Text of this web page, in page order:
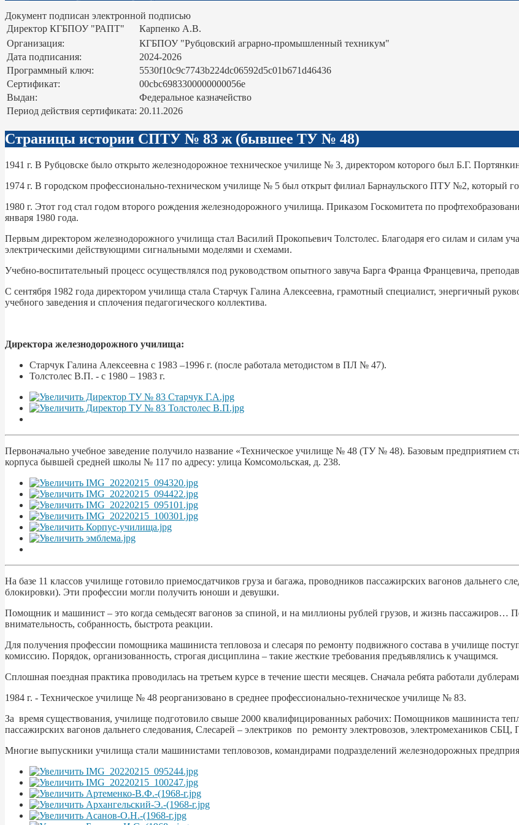
Документ подписан электронной подписью
Директор КГБПОУ "РАПТ"
Карпенко А.В.
Организация:
КГБПОУ "Рубцовский аграрно-промышленный техникум"
Дата подписания:
2024-2026
Программный ключ:
5530f10c9c7743b224dc06592d5c01b671d46436
Сертификат:
00cbc6983300000000056e
Выдан:
Федеральное казначейство
Период действия сертификата: 20.11.2026
Страницы истории СПТУ № 83 ж (бывшее ТУ № 48)
1941 г. В Рубцовске было открыто железнодорожное техническое училище № 3, директором которого был Б.Г.
1974 г. В городском профессионально-техническом училище № 5 был открыт филиал Барнаульского ПТУ №2, который
1980 г. Этот год стал годом второго рождения железнодорожного училища. Приказом Госкомитета по
января 1980 года.
Первым директором железнодорожного училища стал Василий Прокопьевич Толстолес. Благодаря его силам и силам
электрическими действующими сигнальными моделями и схемами.
Учебно-воспитательный процесс осуществлялся под руководством опытного завуча Барга Франца Францевича,
С сентября 1982 года директором училища стала Старчук Галина Алексеевна, грамотный специалист, энергичный
учебного заведения и сплочения педагогического коллектива.
Директора железнодорожного училища:
Старчук Галина Алексеевна с 1983 –1996 г. (после работала методистом в ПЛ № 47).
Толстолес В.П. - с 1980 – 1983 г.
Первоначально учебное заведение получило название «Техническое училище № 48 (ТУ № 48). Базовым предприятием
корпуса бывшей средней школы № 117 по адресу: улица Комсомольская, д. 238.
На базе 11 классов училище готовило приемосдатчиков груза и багажа, проводников пассажирских вагонов дальнего
блокировки). Эти профессии могли получить юноши и девушки.
Помощник и машинист – это когда семьдесят вагонов за спиной, и на миллионы рублей грузов, и жизнь пассажиров…
внимательность, собранность, быстрота реакции.
Для получения профессии помощника машиниста тепловоза и слесаря по ремонту подвижного состава в училище
комиссию. Порядок, организованность, строгая дисциплина – такие жесткие требования предъявлялись к учащимся.
Сплошная поездная практика проводилась на третьем курсе в течение шести месяцев. Сначала ребята работали
1984 г. - Техническое училище № 48 реорганизовано в среднее профессионально-техническое училище № 83.
За время существования, училище подготовило свыше 2000 квалифицированных рабочих: Помощников машиниста
пассажирских вагонов дальнего следования, Слесарей – электриков по ремонту электровозов, электромехаников СБЦ,
Многие выпускники училища стали машинистами тепловозов, командирами подразделений железнодорожных